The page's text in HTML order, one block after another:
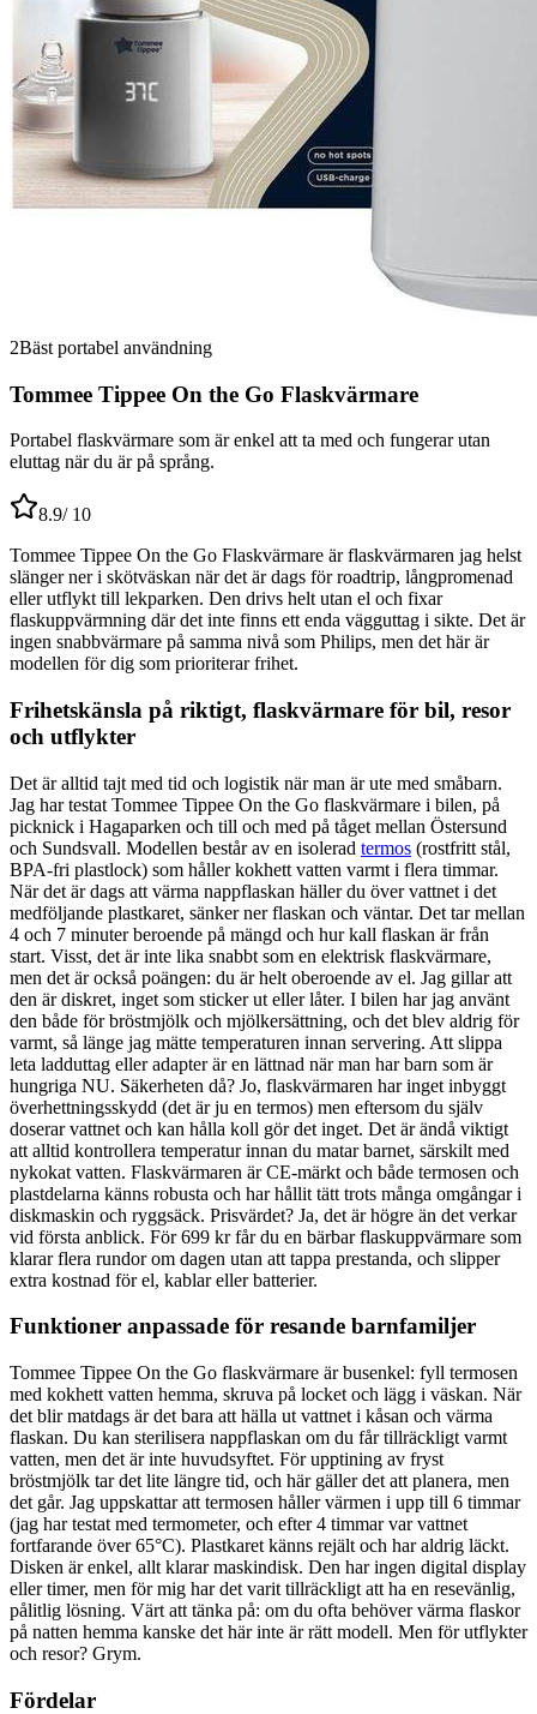
2Bäst portabel användning
Tommee Tippee On the Go Flaskvärmare
Portabel flaskvärmare som är enkel att ta med och fungerar utan
eluttag när du är på språng.
8.9/ 10
Tommee Tippee On the Go Flaskvärmare är flaskvärmaren jag helst
slänger ner i skötväskan när det är dags för roadtrip, långpromenad
eller utflykt till lekparken. Den drivs helt utan el och fixar
flaskuppvärmning där det inte finns ett enda vägguttag i sikte. Det är
ingen snabbvärmare på samma nivå som Philips, men det här är
modellen för dig som prioriterar frihet.
Frihetskänsla på riktigt, flaskvärmare för bil, resor
och utflykter
Det är alltid tajt med tid och logistik när man är ute med småbarn.
Jag har testat Tommee Tippee On the Go flaskvärmare i bilen, på
picknick i Hagaparken och till och med på tåget mellan Östersund
och Sundsvall. Modellen består av en isolerad termos (rostfritt stål,
BPA-fri plastlock) som håller kokhett vatten varmt i flera timmar.
När det är dags att värma nappflaskan häller du över vattnet i det
medföljande plastkaret, sänker ner flaskan och väntar. Det tar mellan
4 och 7 minuter beroende på mängd och hur kall flaskan är från
start. Visst, det är inte lika snabbt som en elektrisk flaskvärmare,
men det är också poängen: du är helt oberoende av el. Jag gillar att
den är diskret, inget som sticker ut eller låter. I bilen har jag använt
den både för bröstmjölk och mjölkersättning, och det blev aldrig för
varmt, så länge jag mätte temperaturen innan servering. Att slippa
leta ladduttag eller adapter är en lättnad när man har barn som är
hungriga NU. Säkerheten då? Jo, flaskvärmaren har inget inbyggt
överhettningsskydd (det är ju en termos) men eftersom du själv
doserar vattnet och kan hålla koll gör det inget. Det är ändå viktigt
att alltid kontrollera temperatur innan du matar barnet, särskilt med
nykokat vatten. Flaskvärmaren är CE-märkt och både termosen och
plastdelarna känns robusta och har hållit tätt trots många omgångar i
diskmaskin och ryggsäck. Prisvärdet? Ja, det är högre än det verkar
vid första anblick. För 699 kr får du en bärbar flaskuppvärmare som
klarar flera rundor om dagen utan att tappa prestanda, och slipper
extra kostnad för el, kablar eller batterier.
Funktioner anpassade för resande barnfamiljer
Tommee Tippee On the Go flaskvärmare är busenkel: fyll termosen
med kokhett vatten hemma, skruva på locket och lägg i väskan. När
det blir matdags är det bara att hälla ut vattnet i kåsan och värma
flaskan. Du kan sterilisera nappflaskan om du får tillräckligt varmt
vatten, men det är inte huvudsyftet. För upptining av fryst
bröstmjölk tar det lite längre tid, och här gäller det att planera, men
det går. Jag uppskattar att termosen håller värmen i upp till 6 timmar
(jag har testat med termometer, och efter 4 timmar var vattnet
fortfarande över 65°C). Plastkaret känns rejält och har aldrig läckt.
Disken är enkel, allt klarar maskindisk. Den har ingen digital display
eller timer, men för mig har det varit tillräckligt att ha en resevänlig,
pålitlig lösning. Värt att tänka på: om du ofta behöver värma flaskor
på natten hemma kanske det här inte är rätt modell. Men för utflykter
och resor? Grym.
Fördelar